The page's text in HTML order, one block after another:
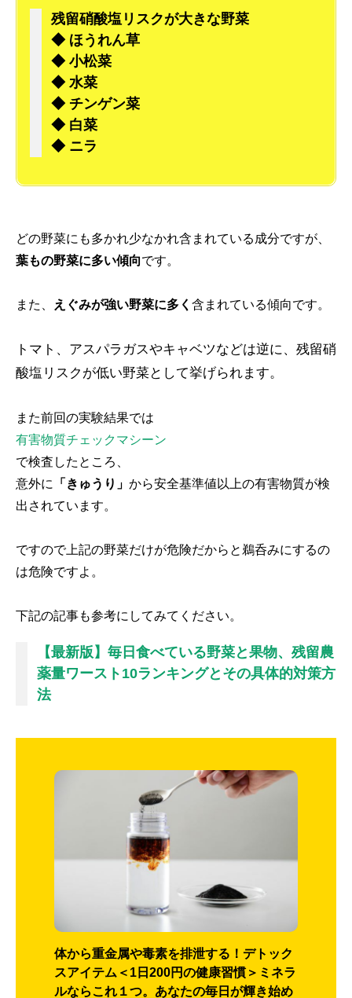
残留硝酸塩リスクが大きな野菜
◆ ほうれん草
◆ 小松菜
◆ 水菜
◆ チンゲン菜
◆ 白菜
◆ ニラ
どの野菜にも多かれ少なかれ含まれている成分ですが、
葉もの野菜に多い傾向です。
また、 えぐみが強い野菜に多く 含まれている傾向です。
トマト、アスパラガスやキャベツなどは逆に、残留硝
酸塩リスクが低い野菜として挙げられます。
また前回の実験結果では
有害物質チェックマシーン
で検査したところ、
意外に 「きゅうり」 から安全基準値以上の有害物質が検
出されています。
ですので上記の野菜だけが危険だからと鵜呑みにするの
は危険ですよ。
下記の記事も参考にしてみてください。
【最新版】毎日食べている野菜と果物、残留農
薬量ワースト10ランキングとその具体的対策方
法
体から重金属や毒素を排泄する！デトック
スアイテム＜1日200円の健康習慣＞ミネラ
ルならこれ１つ。あなたの毎日が輝き始め